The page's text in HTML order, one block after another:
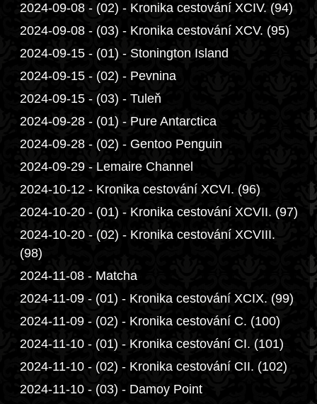
2024-09-08 - (02) - Kronika cestování XCIV. (94)
2024-09-08 - (03) - Kronika cestování XCV. (95)
2024-09-15 - (01) - Stonington Island
2024-09-15 - (02) - Pevnina
2024-09-15 - (03) - Tuleň
2024-09-28 - (01) - Pure Antarctica
2024-09-28 - (02) - Gentoo Penguin
2024-09-29 - Lemaire Channel
2024-10-12 - Kronika cestování XCVI. (96)
2024-10-20 - (01) - Kronika cestování XCVII. (97)
2024-10-20 - (02) - Kronika cestování XCVIII.
(98)
2024-11-08 - Matcha
2024-11-09 - (01) - Kronika cestování XCIX. (99)
2024-11-09 - (02) - Kronika cestování C. (100)
2024-11-10 - (01) - Kronika cestování CI. (101)
2024-11-10 - (02) - Kronika cestování CII. (102)
2024-11-10 - (03) - Damoy Point